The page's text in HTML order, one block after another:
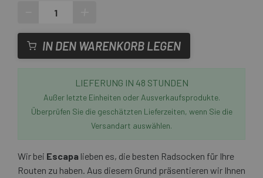
IN DEN WARENKORB LEGEN
LIEFERUNG IN 48 STUNDEN
Außer letzte Einheiten oder Ausverkaufsprodukte.
Überprüfen Sie die geschätzten Lieferzeiten, wenn Sie die
Versandart auswählen.
Wir bei Escapa lieben es, die besten Radsocken für Ihre
Routen zu haben. Aus diesem Grund präsentieren wir Ihnen